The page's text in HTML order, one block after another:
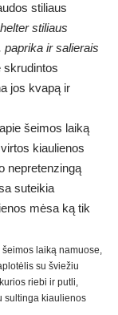
stiliaus
stiliaus
ir salierais
skrudintos
jos kvapą ir
laiką namuose,
su šviežiu
riebi ir putli,
sultinga kiaulienos